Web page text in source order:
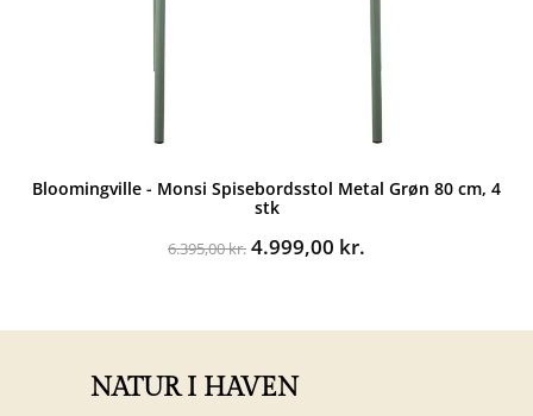
Bloomingville - Monsi Spisebordsstol Metal Grøn 80 cm, 4
stk
6.395,00kr. Den
4.999,00 kr.
NATUR I HAVEN